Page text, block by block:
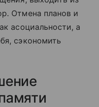
Отмена планов и
асоциальности, а
сэкономить